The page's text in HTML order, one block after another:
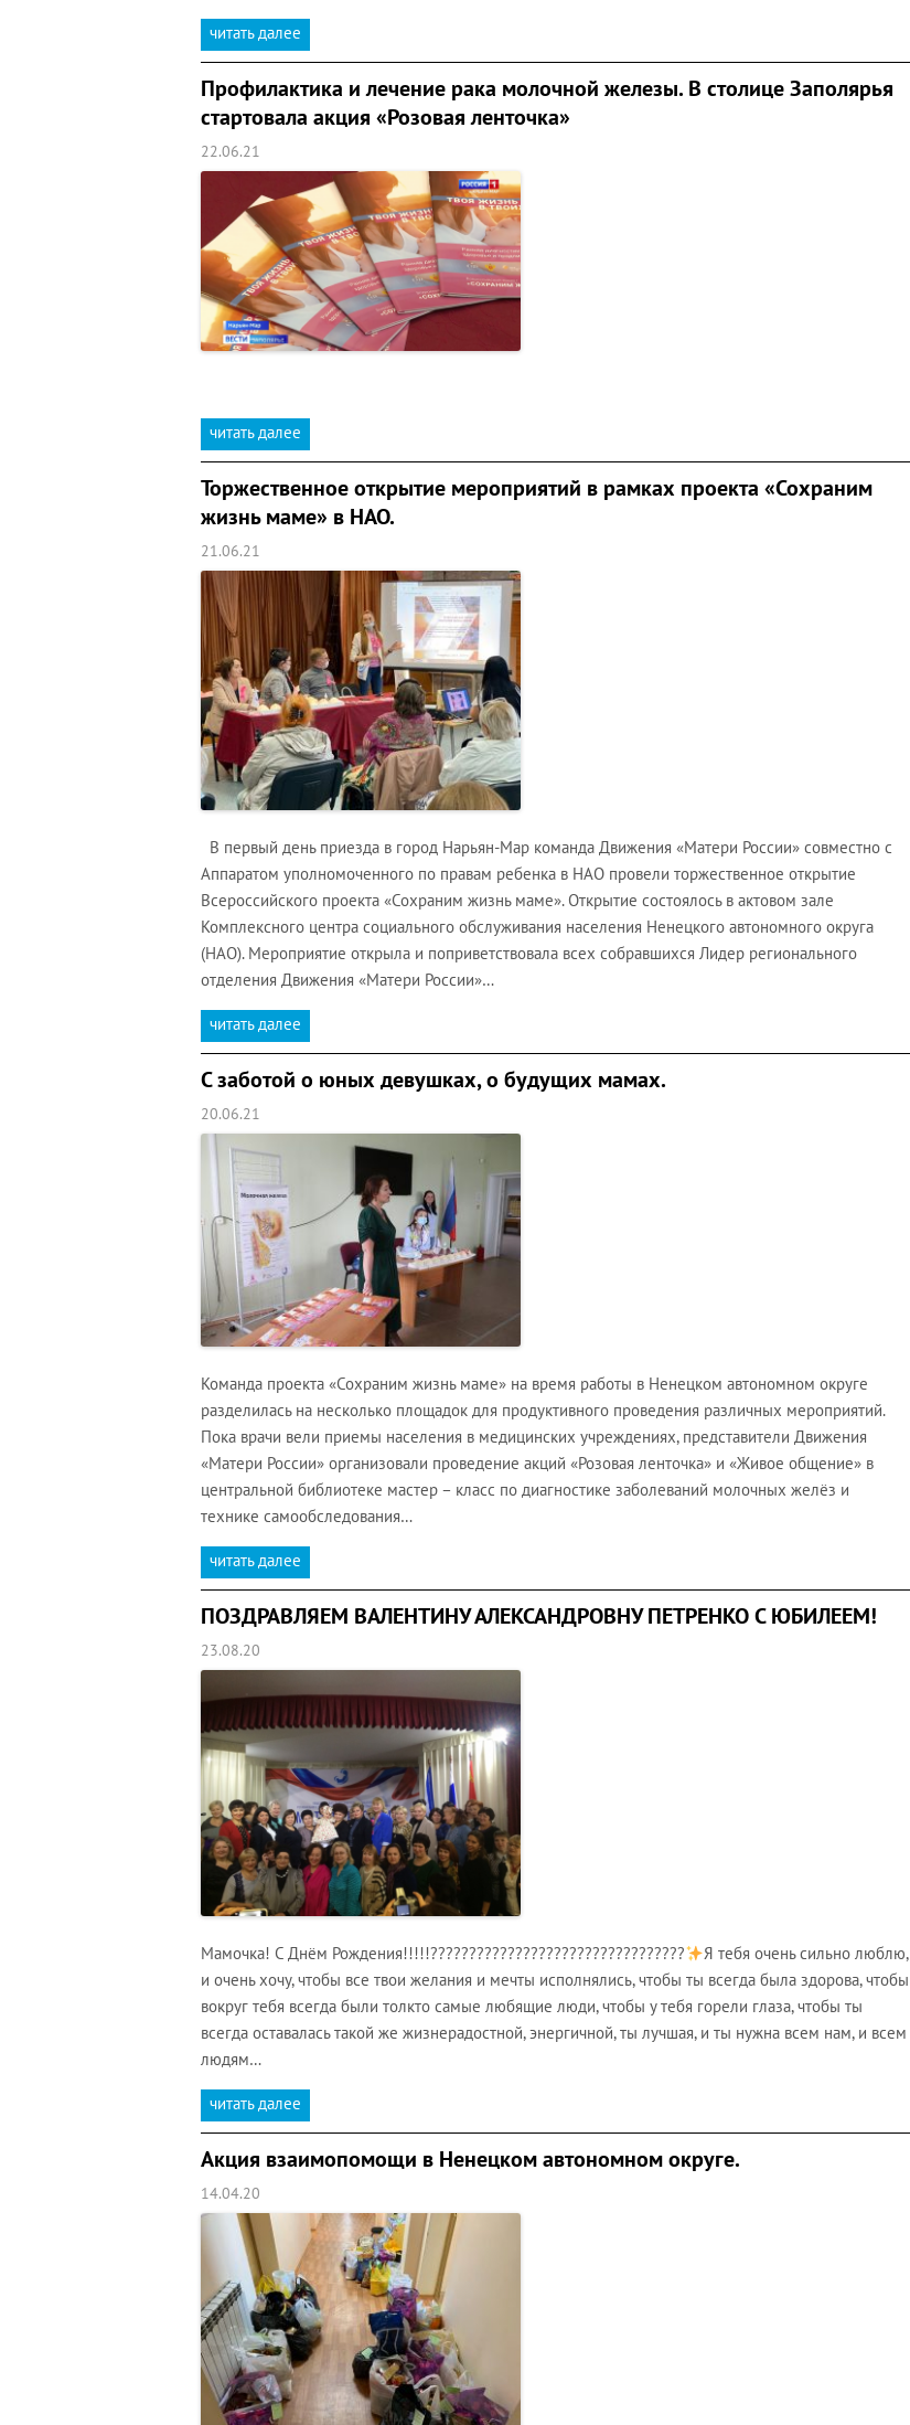
читать далее
Профилактика и лечение рака молочной железы. В столице Заполярья
стартовала акция «Розовая ленточка»
22.06.21
читать далее
Торжественное открытие мероприятий в рамках проекта «Сохраним
жизнь маме» в НАО.
21.06.21
В первый день приезда в город Нарьян-Мар команда Движения «Матери России» совместно с
Аппаратом уполномоченного по правам ребенка в НАО провели торжественное открытие
Всероссийского проекта «Сохраним жизнь маме». Открытие состоялось в актовом зале
Комплексного центра социального обслуживания населения Ненецкого автономного округа
(НАО). Мероприятие открыла и поприветствовала всех собравшихся Лидер регионального
отделения Движения «Матери России»…
читать далее
С заботой о юных девушках, о будущих мамах.
20.06.21
Команда проекта «Сохраним жизнь маме» на время работы в Ненецком автономном округе
разделилась на несколько площадок для продуктивного проведения различных мероприятий.
Пока врачи вели приемы населения в медицинских учреждениях, представители Движения
«Матери России» организовали проведение акций «Розовая ленточка» и «Живое общение» в
центральной библиотеке мастер – класс по диагностике заболеваний молочных желёз и
технике самообследования…
читать далее
ПОЗДРАВЛЯЕМ ВАЛЕНТИНУ АЛЕКСАНДРОВНУ ПЕТРЕНКО С ЮБИЛЕЕМ!
23.08.20
Мамочка! С Днём Рождения!!!!!?????????????????????????????????
Я тебя очень сильно люблю,
и очень хочу, чтобы все твои желания и мечты исполнялись, чтобы ты всегда была здорова, чтобы
вокруг тебя всегда были толкто самые любящие люди, чтобы у тебя горели глаза, чтобы ты
всегда оставалась такой же жизнерадостной, энергичной, ты лучшая, и ты нужна всем нам, и всем
людям…
читать далее
Акция взаимопомощи в Ненецком автономном округе.
14.04.20